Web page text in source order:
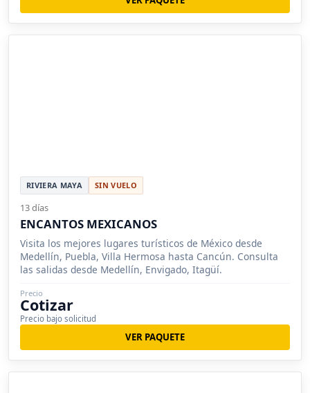
RIVIERA MAYA SIN VUELO
13 días
ENCANTOS MEXICANOS
Visita los mejores lugares turísticos de México desde
Medellín, Puebla, Villa Hermosa hasta Cancún. Consulta
las salidas desde Medellín, Envigado, Itagüí.
Precio
Cotizar
Precio bajo solicitud
VER PAQUETE